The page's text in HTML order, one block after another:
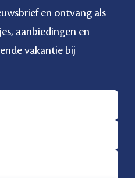
en ontvang als
aanbiedingen en
vakantie bij